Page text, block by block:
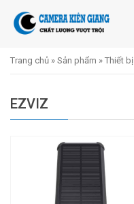
Trang chủ » Sản phẩm » Thiết
EZVIZ